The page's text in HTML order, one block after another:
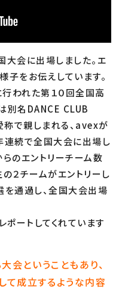
大会に出場しました。エ
子をお伝えしています。
われた第１０回全国高
別名DANCE CLUB
称で親しまれる、avexが
連続で全国大会に出場し
のエントリーチーム数
２チームがエントリーし
を通過し、全国大会出場
ートしてくれています
ということもあり、
て成立するような内容